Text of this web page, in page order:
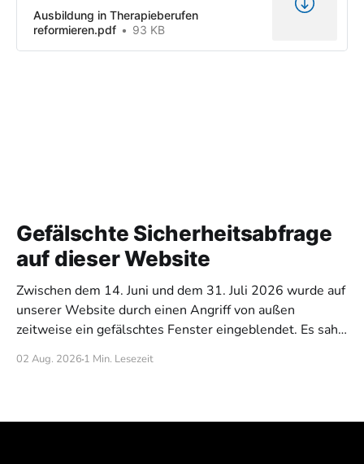
Ausbildung in Therapieberufen
reformieren.pdf
93 KB
Gefälschte Sicherheitsabfrage
auf dieser Website
Zwischen dem 14. Juni und dem 31. Juli 2026 wurde auf
unserer Website durch einen Angriff von außen
zeitweise ein gefälschtes Fenster eingeblendet. Es sah
Roboter sind“ Abfrage, forderte aber dazu auf, eine
02 Aug. 2026 1 Min. Lesezeit